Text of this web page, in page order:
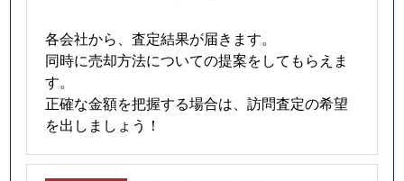
各会社から、査定結果が届きます。
同時に売却方法についての提案をしてもらえま
す。
正確な金額を把握する場合は、訪問査定の希望
を出しましょう！